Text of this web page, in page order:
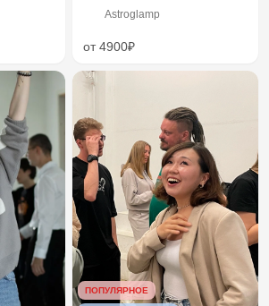
Astroglamp
от 4900₽
ПОПУЛЯРНОЕ